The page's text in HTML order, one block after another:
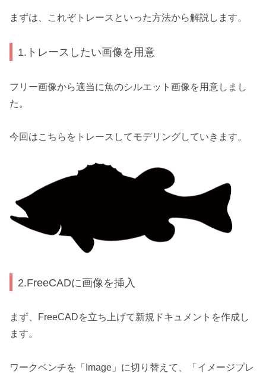
まずは、これぞトレースといった方法から解説します。
1.トレースしたい画像を用意
フリー画像から適当に魚のシルエット画像を用意しまし
た。
今回はこちらをトレースしてモデリングしていきます。
2.FreeCADに画像を挿入
まず、FreeCADを立ち上げて新規ドキュメントを作成し
ます。
ワークベンチを「Image」に切り替えて、「イメージプレ